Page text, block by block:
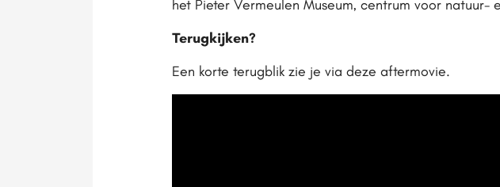
het Pieter Vermeulen Museum, centrum voor natuur-
Terugkijken?
Een korte terugblik zie je via deze aftermovie.